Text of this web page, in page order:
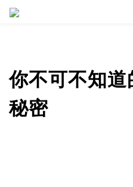
你不可不知
秘密